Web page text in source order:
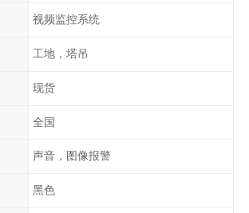
视频监控系统
工地，塔吊
现货
全国
声音，图像报警
黑色